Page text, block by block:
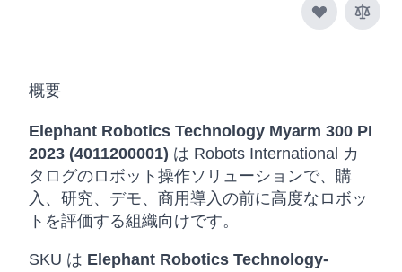
概要
Elephant Robotics Technology Myarm 300 PI
2023 (4011200001) は Robots International カ
タログのロボット操作ソリューションで、購
入、研究、デモ、商用導入の前に高度なロボッ
トを評価する組織向けです。
SKU は Elephant Robotics Technology-